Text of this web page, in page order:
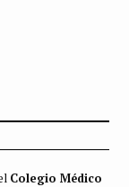
Colegio Médico